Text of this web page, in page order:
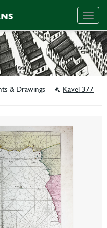
& Drawings Kavel 377